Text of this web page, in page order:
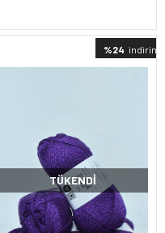
%24 indirimli
TÜKENDI